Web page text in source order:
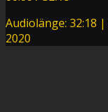
Audiolänge: 32:18 |
2020